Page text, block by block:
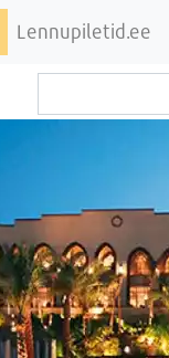
Lennupiletid.ee